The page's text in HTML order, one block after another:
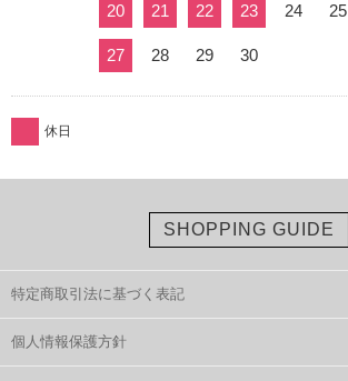
20 21 22 23 24 25
27 28 29 30
休日
SHOPPING GUIDE
特定商取引法に基づく表記
個人情報保護方針